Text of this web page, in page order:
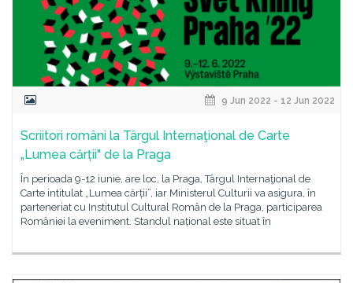
9 Jun 2022 - 12 Jun 2022
Scriitori români la Târgul Internaţional de Carte
„Lumea cărții" de la Praga
În perioada 9-12 iunie, are loc, la Praga, Târgul Internaţional de
Carte intitulat „Lumea cărții”, iar Ministerul Culturii va asigura, în
parteneriat cu Institutul Cultural Român de la Praga, participarea
României la eveniment. Standul național este situat în